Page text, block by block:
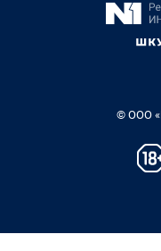
© ООО